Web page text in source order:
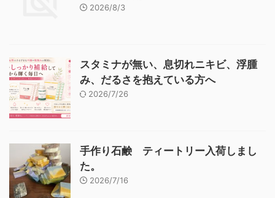
2026/8/3
スタミナが無い、息切れニキビ、浮腫
み、だるさを抱えている方へ
2026/7/26
手作り石鹸 ティートリー入荷しまし
た。
2026/7/16